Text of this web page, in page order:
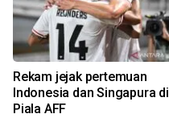
Rekam jejak pertemuan
Indonesia dan Singapura di
Piala AFF